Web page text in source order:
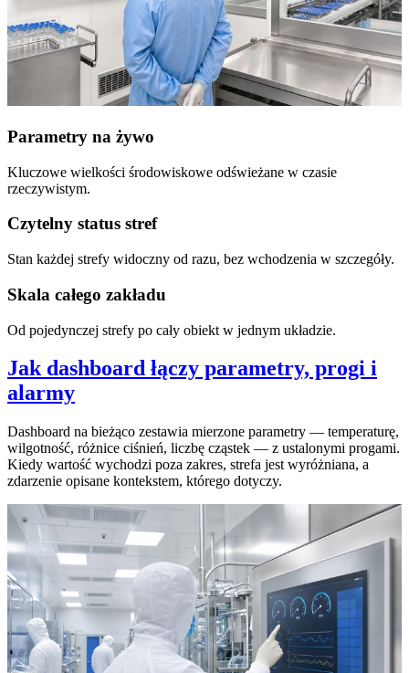
Parametry na żywo
Kluczowe wielkości środowiskowe odświeżane w czasie
rzeczywistym.
Czytelny status stref
Stan każdej strefy widoczny od razu, bez wchodzenia w szczegóły.
Skala całego zakładu
Od pojedynczej strefy po cały obiekt w jednym układzie.
Jak dashboard łączy parametry, progi i
alarmy
Dashboard na bieżąco zestawia mierzone parametry — temperaturę,
wilgotność, różnice ciśnień, liczbę cząstek — z ustalonymi progami.
Kiedy wartość wychodzi poza zakres, strefa jest wyróżniana, a
zdarzenie opisane kontekstem, którego dotyczy.